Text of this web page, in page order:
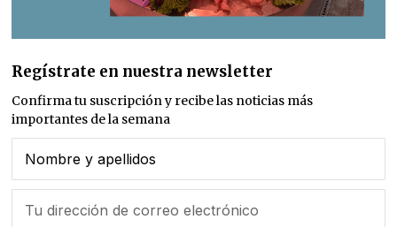
Regístrate en nuestra newsletter
Confirma tu suscripción y recibe las noticias más
importantes de la semana